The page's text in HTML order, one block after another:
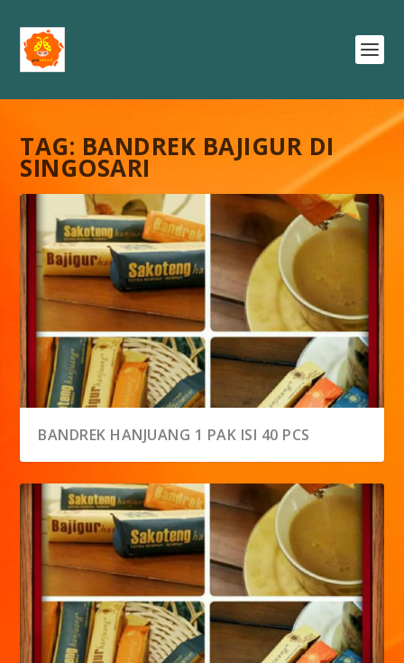
TAG: BANDREK BAJIGUR DI
SINGOSARI
BANDREK HANJUANG 1 PAK ISI 40 PCS